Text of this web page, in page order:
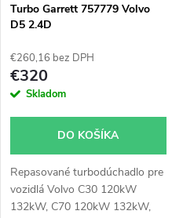
Turbo Garrett 757779 Volvo
D5 2.4D
€260,16 bez DPH
€320
Skladom
DO KOŠÍKA
Repasované turbodúchadlo pre
vozidlá Volvo C30 120kW
132kW, C70 120kW 132kW,